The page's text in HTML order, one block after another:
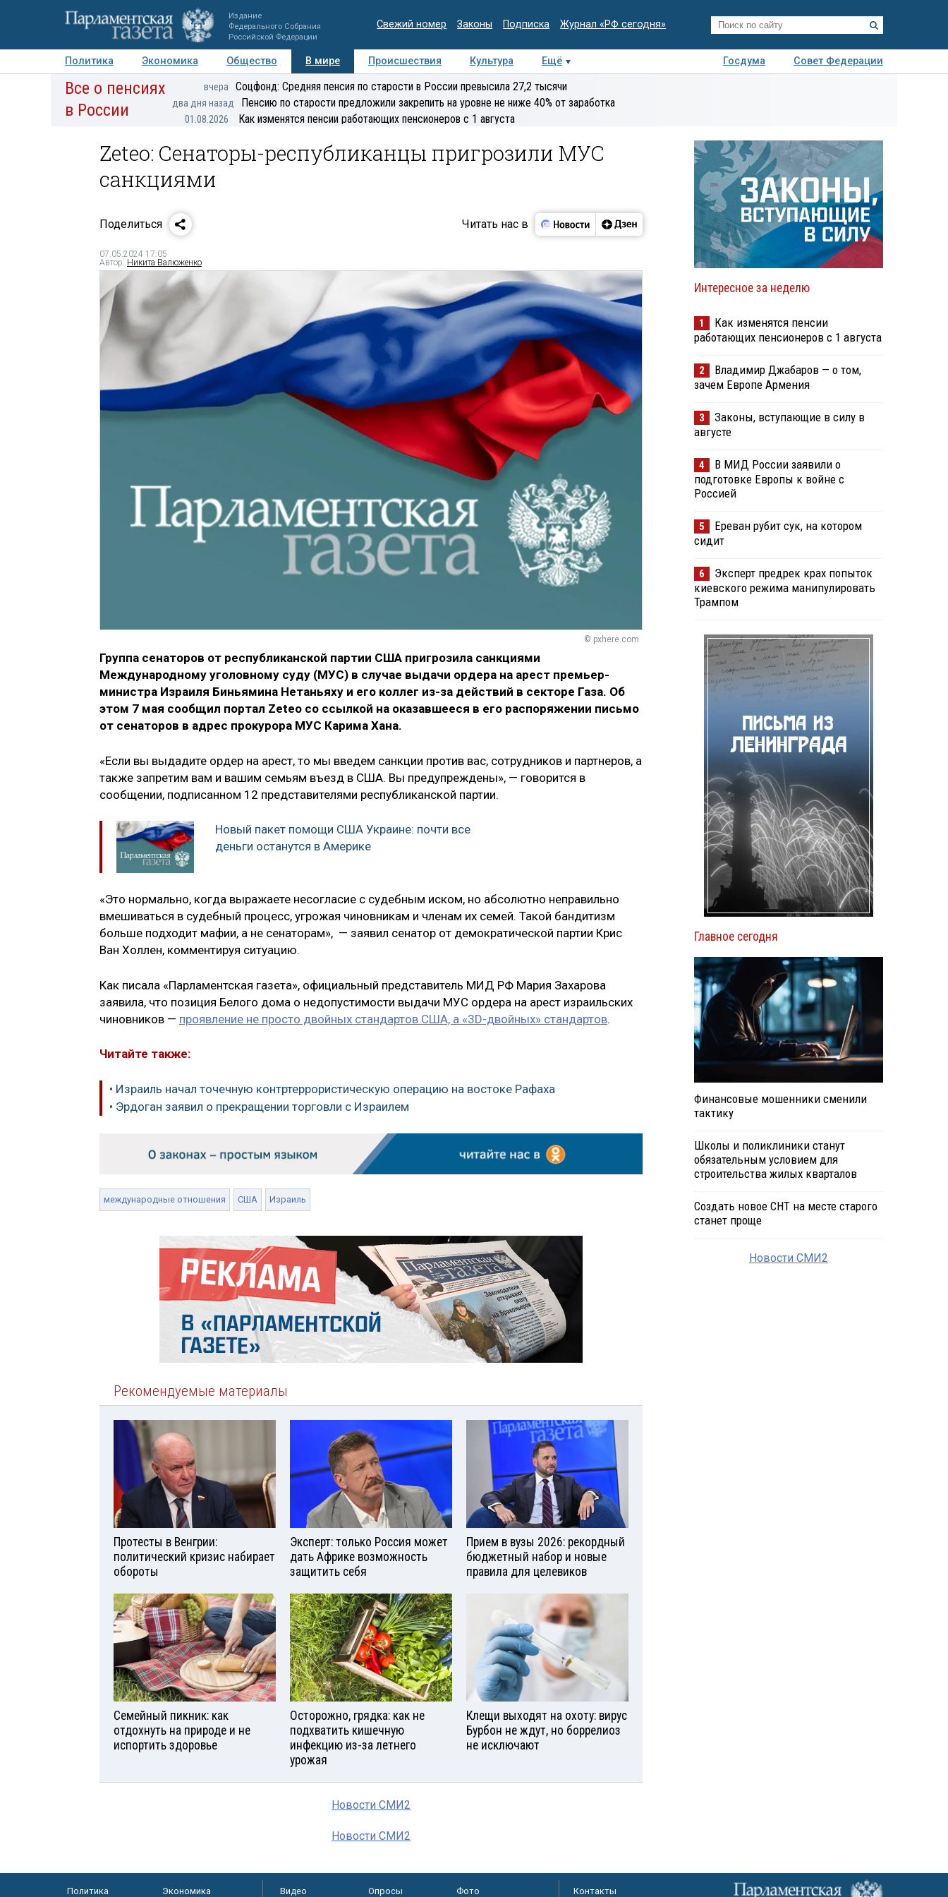
Издание
Федерального Собрания
Российской Федерации
Свежий номер Законы Подписка Журнал «РФ сегодня»
Политика Экономика Общество В мире Происшествия Культура Ещё Госдума
Совет Федерации
Авторы Персоны Мнения Регионы Медиацентр Интервью Колумнисты
экспертиза
Все о пенсиях
в России
вчера Соцфонд: Средняя пенсия по старости в России превысила 27,2 тысячи
два дня назад Пенсию по старости предложили закрепить на уровне не ниже 40% от заработка
01.08.2026 Как изменятся пенсии работающих пенсионеров с 1 августа
Zeteo: Сенаторы-республиканцы пригрозили МУС
санкциями
Поделиться Читать нас в
07.05.2024 17:05
Автор: Никита Валюженко
© pxhere.com
Группа сенаторов от республиканской партии США пригрозила санкциями
Международному уголовному суду (МУС) в случае выдачи ордера на арест премьер-
министра Израиля Биньямина Нетаньяху и его коллег из-за действий в секторе Газа. Об
этом 7 мая сообщил портал Zeteo со ссылкой на оказавшееся в его распоряжении письмо
от сенаторов в адрес прокурора МУС Карима Хана.
«Если вы выдадите ордер на арест, то мы введем санкции против вас, сотрудников и партнеров, а
также запретим вам и вашим семьям въезд в США. Вы предупреждены», — говорится в
сообщении, подписанном 12 представителями республиканской партии.
Новый пакет помощи США Украине: почти все
деньги останутся в Америке
«Это нормально, когда выражаете несогласие с судебным иском, но абсолютно неправильно
вмешиваться в судебный процесс, угрожая чиновникам и членам их семей. Такой бандитизм
больше подходит мафии, а не сенаторам», — заявил сенатор от демократической партии Крис
Ван Холлен, комментируя ситуацию.
Как писала «Парламентская газета», официальный представитель МИД РФ Мария Захарова
заявила, что позиция Белого дома о недопустимости выдачи МУС ордера на арест израильских
чиновников — проявление не просто двойных стандартов США, а «3D-двойных» стандартов.
Читайте также:
• Израиль начал точечную контртеррористическую операцию на востоке Рафаха
• Эрдоган заявил о прекращении торговли с Израилем
международные отношения США Израиль
Рекомендуемые материалы
Протесты в Венгрии:
политический кризис набирает
обороты
Эксперт: только Россия может
дать Африке возможность
защитить себя
Прием в вузы 2026: рекордный
бюджетный набор и новые
правила для целевиков
Семейный пикник: как
отдохнуть на природе и не
испортить здоровье
Осторожно, грядка: как не
подхватить кишечную
инфекцию из-за летнего
урожая
Клещи выходят на охоту: вирус
Бурбон не ждут, но боррелиоз
не исключают
Новости СМИ2
Новости СМИ2
Интересное за неделю
1
Как изменятся пенсии
работающих пенсионеров с 1 августа
2
Владимир Джабаров — о том,
зачем Европе Армения
3
Законы, вступающие в силу в
августе
4
В МИД России заявили о
подготовке Европы к войне с
Россией
5
Ереван рубит сук, на котором
сидит
6
Эксперт предрек крах попыток
киевского режима манипулировать
Трампом
Главное сегодня
Финансовые мошенники сменили
тактику
Школы и поликлиники станут
обязательным условием для
строительства жилых кварталов
Создать новое СНТ на месте старого
станет проще
Новости СМИ2
Политика Экономика Видео Опросы Фото Контакты